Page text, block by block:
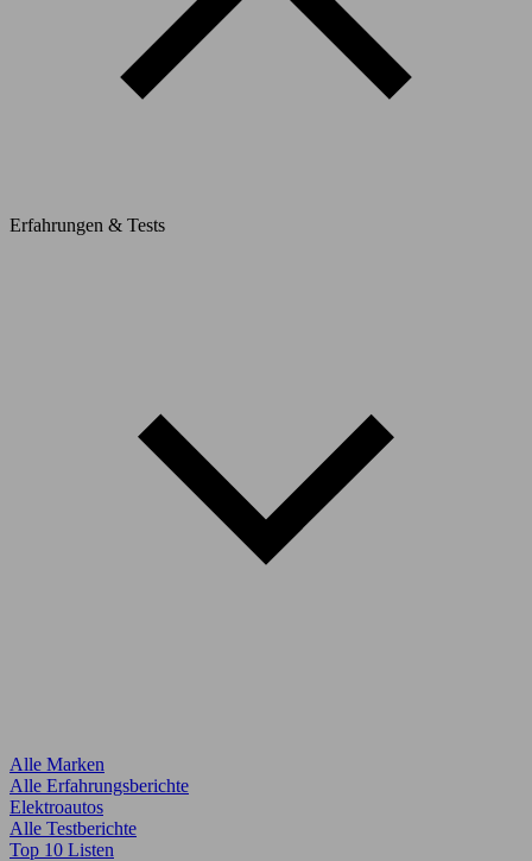
Erfahrungen & Tests
Alle Marken
Alle Erfahrungsberichte
Elektroautos
Alle Testberichte
Top 10 Listen